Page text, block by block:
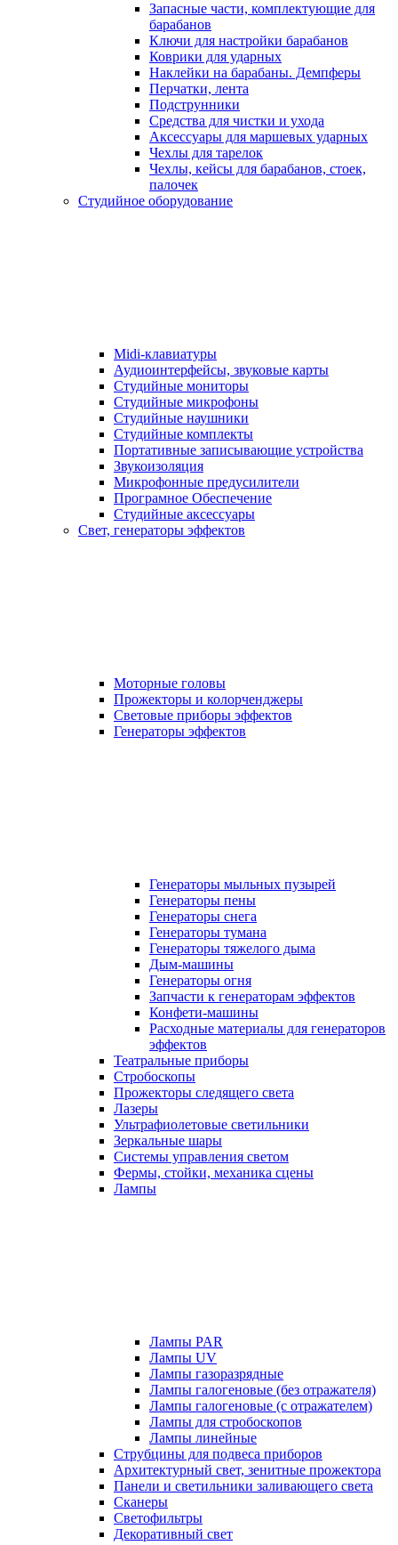
Запасные части, комплектующие для
барабанов
Ключи для настройки барабанов
Коврики для ударных
Наклейки на барабаны. Демпферы
Перчатки, лента
Подструнники
Средства для чистки и ухода
Аксессуары для маршевых ударных
Чехлы для тарелок
Чехлы, кейсы для барабанов, стоек,
палочек
Студийное оборудование
Midi-клавиатуры
Аудиоинтерфейсы, звуковые карты
Студийные мониторы
Студийные микрофоны
Студийные наушники
Студийные комплекты
Портативные записывающие устройства
Звукоизоляция
Микрофонные предусилители
Програмное Обеспечение
Студийные аксессуары
Свет, генераторы эффектов
Моторные головы
Прожекторы и колорченджеры
Световые приборы эффектов
Генераторы эффектов
Генераторы мыльных пузырей
Генераторы пены
Генераторы снега
Генераторы тумана
Генераторы тяжелого дыма
Дым-машины
Генераторы огня
Запчасти к генераторам эффектов
Конфети-машины
Расходные материалы для генераторов
эффектов
Театральные приборы
Стробоскопы
Прожекторы следящего света
Лазеры
Ультрафиолетовые светильники
Зеркальные шары
Системы управления светом
Фермы, стойки, механика сцены
Лампы
Лампы PAR
Лампы UV
Лампы газоразрядные
Лампы галогеновые (без отражателя)
Лампы галогеновые (с отражателем)
Лампы для стробоскопов
Лампы линейные
Струбцины для подвеса приборов
Архитектурный свет, зенитные прожектора
Панели и светильники заливающего света
Сканеры
Светофильтры
Декоративный свет